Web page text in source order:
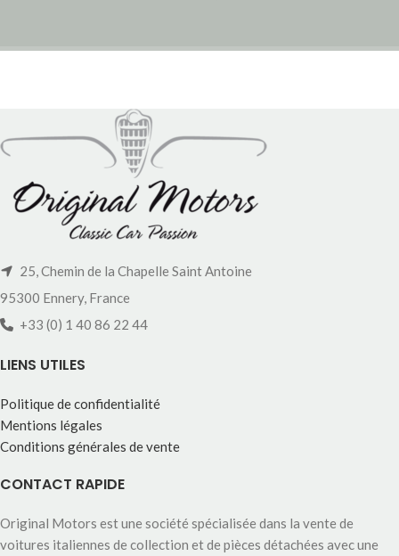
25, Chemin de la Chapelle Saint Antoine
95300 Ennery, France
+33 (0) 1 40 86 22 44
LIENS UTILES
Politique de confidentialité
Mentions légales
Conditions générales de vente
CONTACT RAPIDE
Original Motors est une société spécialisée dans la vente de
voitures italiennes de collection et de pièces détachées avec une